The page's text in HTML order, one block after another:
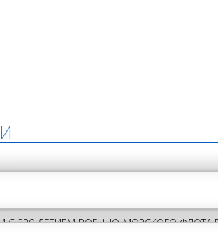
С 330-ЛЕТИЕМ ВОЕННО-МОРСКОГО ФЛОТА